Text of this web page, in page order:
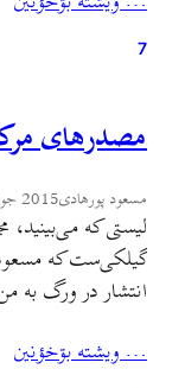
وقتی شعله‌های…
7
مصدرهای
مسعود پورهادی2015 جولای 7
لیستی که
گیلکی‌ست که
انتشار در ورگ به
افزوده‌ام و بر
… ويشته بۊخؤنين